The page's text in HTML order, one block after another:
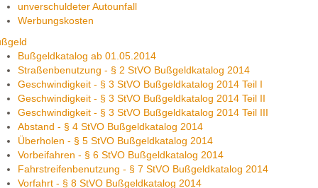
unverschuldeter Autounfall
Werbungskosten
Bußgeldkatalog ab 01.05.2014
Straßenbenutzung - § 2 StVO Bußgeldkatalog 2014
Geschwindigkeit - § 3 StVO Bußgeldkatalog 2014 Teil I
Geschwindigkeit - § 3 StVO Bußgeldkatalog 2014 Teil II
Geschwindigkeit - § 3 StVO Bußgeldkatalog 2014 Teil III
Abstand - § 4 StVO Bußgeldkatalog 2014
Überholen - § 5 StVO Bußgeldkatalog 2014
Vorbeifahren - § 6 StVO Bußgeldkatalog 2014
Fahrstreifenbenutzung - § 7 StVO Bußgeldkatalog 2014
Vorfahrt - § 8 StVO Bußgeldkatalog 2014